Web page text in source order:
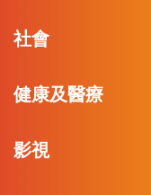
社會
健康及醫療
影視